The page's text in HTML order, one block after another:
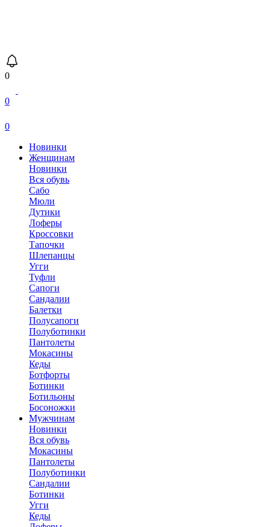
0
0
0
Новинки
Женщинам
Новинки
Вся обувь
Сабо
Мюли
Дутики
Лоферы
Кроссовки
Тапочки
Шлепанцы
Угги
Туфли
Сапоги
Сандалии
Балетки
Полусапоги
Полуботинки
Пантолеты
Мокасины
Кеды
Ботфорты
Ботинки
Ботильоны
Босоножки
Мужчинам
Новинки
Вся обувь
Мокасины
Пантолеты
Полуботинки
Сандалии
Ботинки
Угги
Кеды